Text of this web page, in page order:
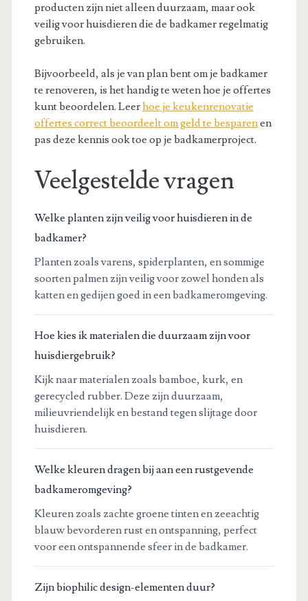
producten zijn niet alleen duurzaam, maar ook
veilig voor huisdieren die de badkamer regelmatig
gebruiken.
Bijvoorbeeld, als je van plan bent om je badkamer
te renoveren, is het handig te weten hoe je offertes
kunt beoordelen. Leerhoe je keukenrenovatie
offertes correct beoordeelt om geld te besparenen
pas deze kennis ook toe op je badkamerproject.
Veelgestelde vragen
Welke planten zijn veilig voor huisdieren in de
badkamer?
Planten zoals varens, spiderplanten, en sommige
soorten palmen zijn veilig voor zowel honden als
katten en gedijen goed in een badkameromgeving.
Hoe kies ik materialen die duurzaam zijn voor
huisdiergebruik?
Kijk naar materialen zoals bamboe, kurk, en
gerecycled rubber. Deze zijn duurzaam,
milieuvriendelijk en bestand tegen slijtage door
huisdieren.
Welke kleuren dragen bij aan een rustgevende
badkameromgeving?
Kleuren zoals zachte groene tinten en zeeachtig
blauw bevorderen rust en ontspanning, perfect
voor een ontspannende sfeer in de badkamer.
Zijn biophilic design-elementen duur?